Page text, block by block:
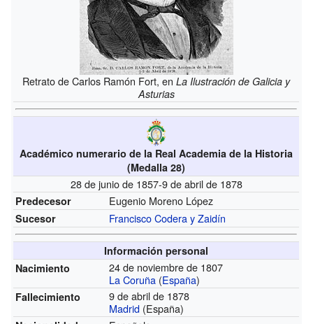
Retrato de Carlos Ramón Fort, enLa Ilustración de Galicia y
Asturias
Académico numerario de la Real Academia de la Historia
(Medalla 28)
28 de junio de 1857-9 de abril de 1878
Predecesor Eugenio Moreno López
Sucesor Francisco Codera y Zaidín
Información personal
Nacimiento
24 de noviembre de 1807
La Coruña (España)
Fallecimiento
9 de abril de 1878
Madrid (España)